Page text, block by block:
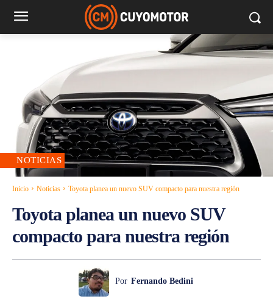
NOTICIAS
Inicio Noticias Toyota planea un nuevo SUV compacto para nuestra región
Toyota planea un nuevo SUV
compacto para nuestra región
Por Fernando Bedini